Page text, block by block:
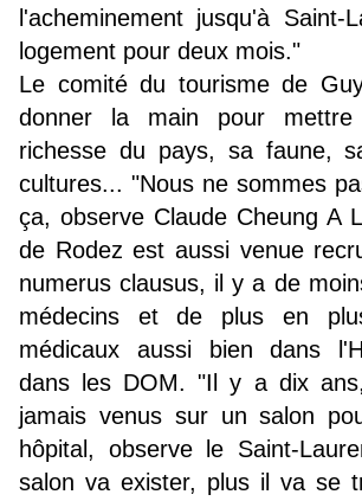
l'acheminement jusqu'à Saint-
logement pour deux mois."
Le comité du tourisme de
donner la main pour
richesse du pays, sa faune,
cultures... "Nous ne sommes
ça, observe Claude Cheung A
de Rodez est aussi venue
numerus clausus, il y a de
médecins et de plus en
médicaux aussi bien dans
dans les DOM. "Il y a dix
jamais venus sur un salon
hôpital, observe le Saint-
salon va exister, plus il va se